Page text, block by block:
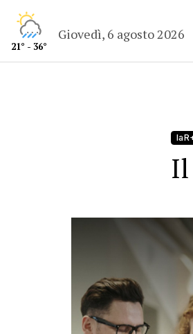
21° - 36°
Giovedì, 6 agosto 2026
Il